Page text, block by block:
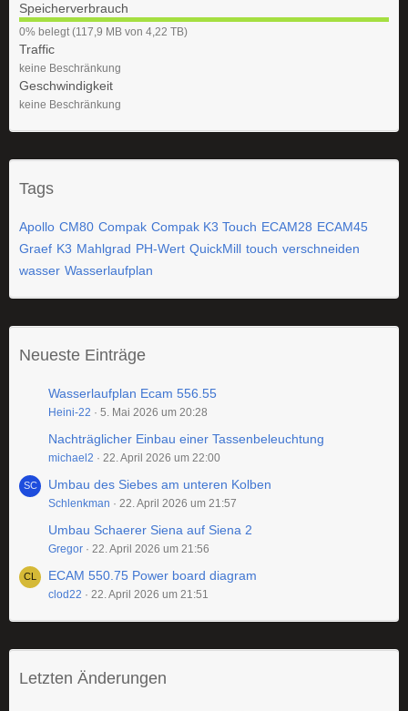
Speicherverbrauch
0
%
0% belegt (117,9 MB von 4,22 TB)
Traffic
keine Beschränkung
Geschwindigkeit
keine Beschränkung
Tags
Apollo CM80 Compak Compak K3 Touch ECAM28 ECAM45
Graef K3 Mahlgrad PH-Wert QuickMill touch verschneiden
wasser Wasserlaufplan
Neueste Einträge
Wasserlaufplan Ecam 556.55
Heini-22 5. Mai 2026 um 20:28
Nachträglicher Einbau einer Tassenbeleuchtung
michael2 22. April 2026 um 22:00
Umbau des Siebes am unteren Kolben
Schlenkman 22. April 2026 um 21:57
Umbau Schaerer Siena auf Siena 2
Gregor 22. April 2026 um 21:56
ECAM 550.75 Power board diagram
clod22 22. April 2026 um 21:51
Letzten Änderungen